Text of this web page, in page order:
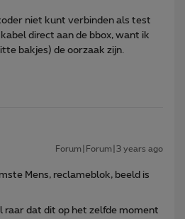
niet kunt verbinden als test
direct aan de bbox, want ik
bakjes) de oorzaak zijn.
Forum|Forum|3 years ago
Mens, reclameblok, beeld is
raar dat dit op het zelfde moment